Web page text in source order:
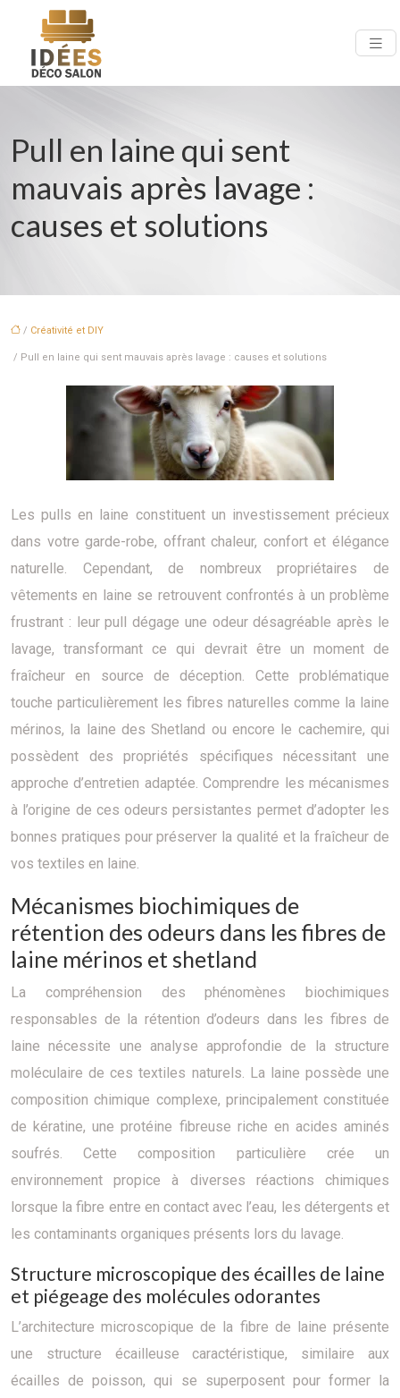
Pull en laine qui sent
mauvais après lavage :
causes et solutions
/ Créativité et DIY
/ Pull en laine qui sent mauvais après lavage : causes et solutions
Les pulls en laine constituent un investissement précieux
dans votre garde-robe, offrant chaleur, confort et élégance
naturelle. Cependant, de nombreux propriétaires de
vêtements en laine se retrouvent confrontés à un problème
frustrant : leur pull dégage une odeur désagréable après le
lavage, transformant ce qui devrait être un moment de
fraîcheur en source de déception. Cette problématique
touche particulièrement les fibres naturelles comme la laine
mérinos, la laine des Shetland ou encore le cachemire, qui
possèdent des propriétés spécifiques nécessitant une
approche d’entretien adaptée. Comprendre les mécanismes
à l’origine de ces odeurs persistantes permet d’adopter les
bonnes pratiques pour préserver la qualité et la fraîcheur de
vos textiles en laine.
Mécanismes biochimiques de
rétention des odeurs dans les fibres de
laine mérinos et shetland
La compréhension des phénomènes biochimiques
responsables de la rétention d’odeurs dans les fibres de
laine nécessite une analyse approfondie de la structure
moléculaire de ces textiles naturels. La laine possède une
composition chimique complexe, principalement constituée
de kératine, une protéine fibreuse riche en acides aminés
soufrés. Cette composition particulière crée un
environnement propice à diverses réactions chimiques
lorsque la fibre entre en contact avec l’eau, les détergents et
les contaminants organiques présents lors du lavage.
Structure microscopique des écailles de laine
et piégeage des molécules odorantes
L’architecture microscopique de la fibre de laine présente
une structure écailleuse caractéristique, similaire aux
écailles de poisson, qui se superposent pour former la